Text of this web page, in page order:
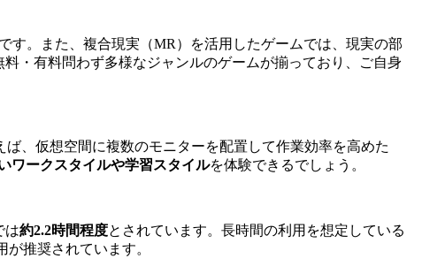
す。また、複合現実（MR）を活用したゲームでは、現実の部
・有料問わず多様なジャンルのゲームが揃っており、ご自身
ば、仮想空間に複数のモニターを配置して作業効率を高めた
ワークスタイルや学習スタイルを体験できるでしょう。
は約2.2時間程度とされています。長時間の利用を想定している
推奨されています。